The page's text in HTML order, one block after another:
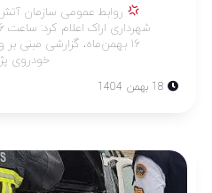
روابط عمومی سازمان
۱۶ بهمن‌ماه، گزارشی مبنی
خودروی
18 بهمن 1404